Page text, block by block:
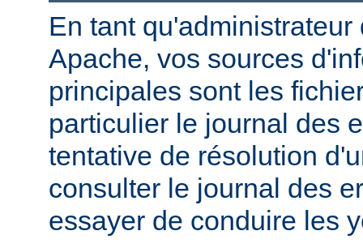
En tant
Apache, vos sources
principales sont les
particulier le journal des
tentative de résolution
consulter le journal des
essayer de conduire les